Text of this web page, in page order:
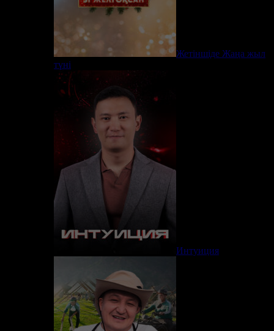
Жетіншіде Жаңа жыл
түні
Интуиция